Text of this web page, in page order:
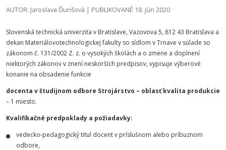
AUTOR: Jaroslava Ďurišová | PUBLIKOVANÉ 18. jún 2020
Slovenská technická univerzita v Bratislave, Vazovova 5, 812 43 Bratislava a
dekan Materiálovotechnologickej fakulty so sídlom v Trnave v súlade so
zákonom č. 131/2002 Z. z. o vysokých školách a o zmene a doplnení
niektorých zákonov v znení neskorších predpisov, vypisuje výberové
konanie na obsadenie funkcie
docenta v študijnom odbore Strojárstvo – oblasť kvalita produkcie
– 1 miesto.
Kvalifikačné predpoklady a požiadavky:
vedecko-pedagogický titul docent v príslušnom alebo príbuznom
odbore,